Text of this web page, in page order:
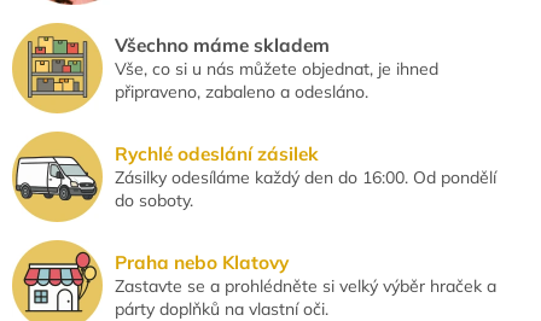
r
v
k
v
ý
p
u
Všechno máme skladem
Vše, co si u nás můžete objednat, je ihned
připraveno, zabaleno a odesláno.
Rychlé odeslání zásilek
Zásilky odesíláme každý den do 16:00. Od pondělí
do soboty.
Praha nebo Klatovy
Zastavte se a prohlédněte si velký výběr hraček a
párty doplňků na vlastní oči.